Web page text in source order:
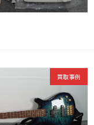
買取事例